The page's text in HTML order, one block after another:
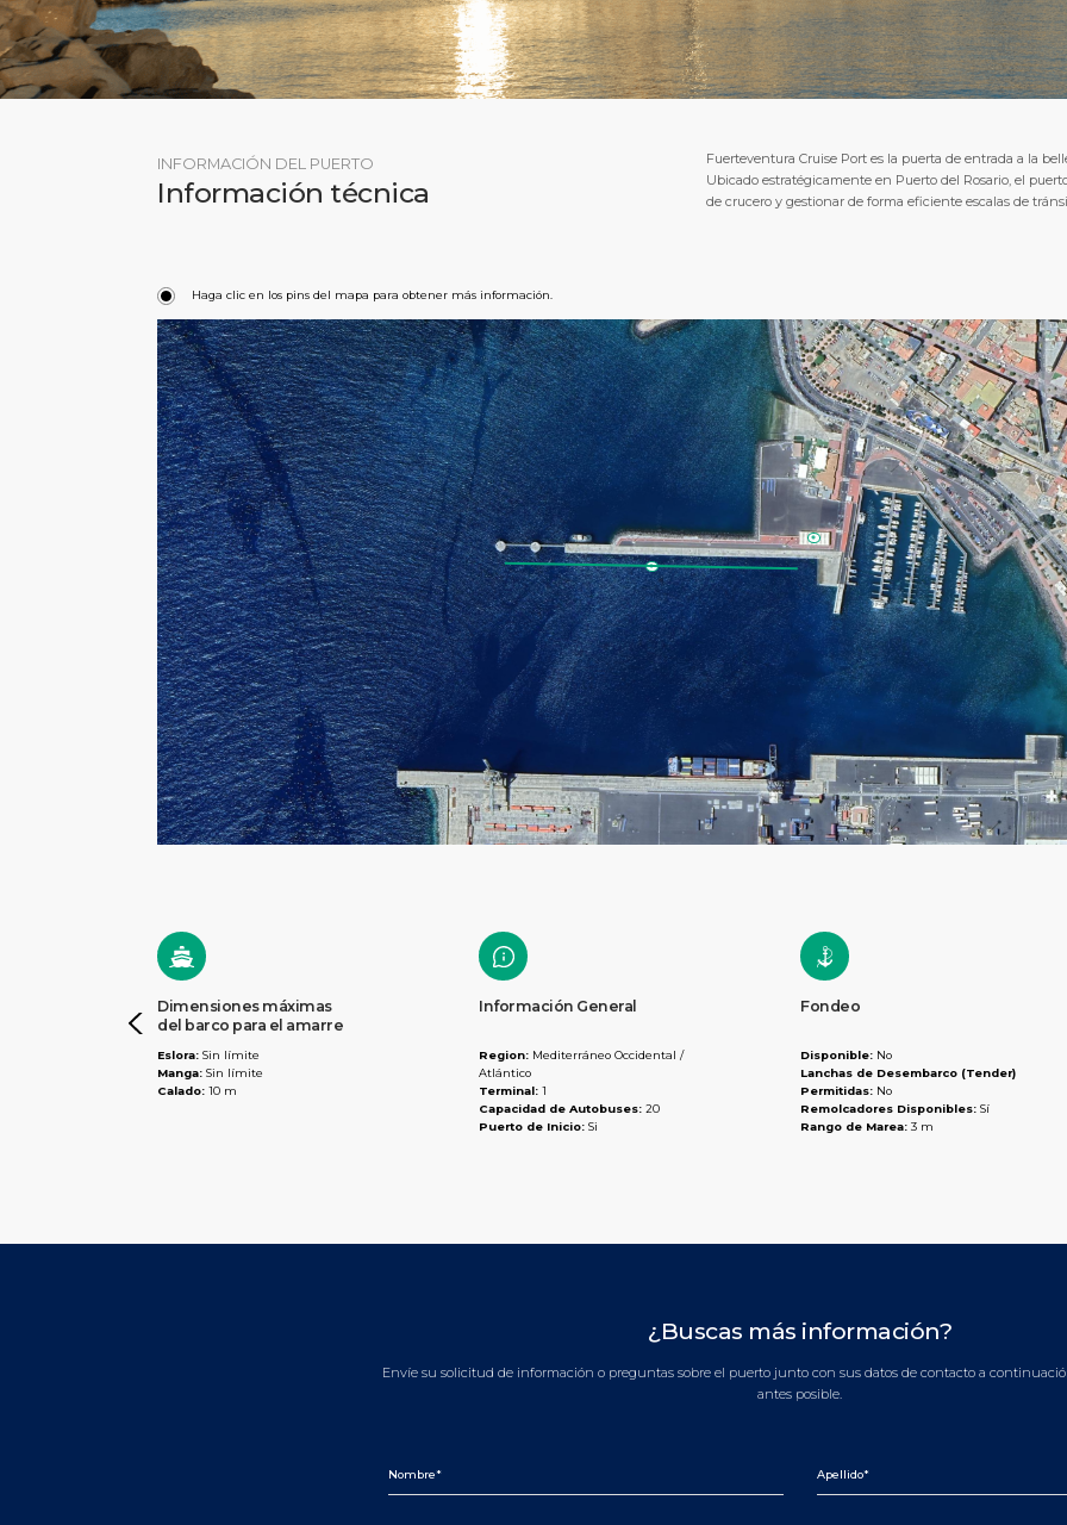
INFORMACIÓN DEL PUERTO
Información técnica
Fuerteventura Cruise Port es la puerta de entrada a la
Ubicado estratégicamente en Puerto del Rosario, el
de crucero y gestionar de forma eficiente escalas de
Haga clic en los pins del mapa para obtener más información.
Dimensiones máximas
del barco para el amarre
Eslora: Sin límite
Manga: Sin límite
Calado: 10 m
Información General
Region: Mediterráneo Occidental /
Atlántico
Terminal: 1
Capacidad de Autobuses: 20
Puerto de Inicio: Si
Fondeo
Disponible: No
Lanchas de Desembarco (Tender)
Permitidas: No
Remolcadores Disponibles: Sí
Rango de Marea: 3 m
¿Buscas más información?
Envíe su solicitud de información o preguntas sobre el puerto junto con sus datos de contacto a
antes posible.